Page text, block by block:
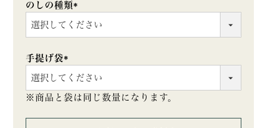
のしの種類
(必
須)
手提げ袋
(必
須)
※商品と袋は同じ数量になります。